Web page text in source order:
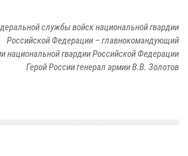
службы войск национальной гвардии
Российской Федерации – главнокомандующий
национальной гвардии Российской Федерации
Герой России генерал армии В.В. Золотов